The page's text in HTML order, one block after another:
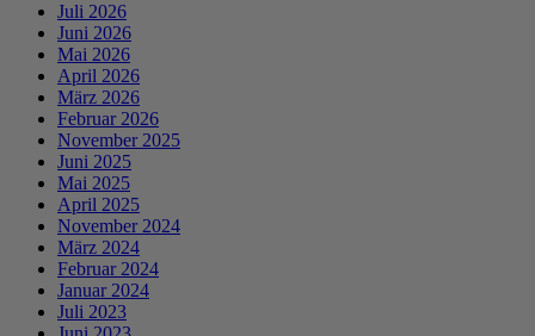
Juli 2026
Juni 2026
Mai 2026
April 2026
März 2026
Februar 2026
November 2025
Juni 2025
Mai 2025
April 2025
November 2024
März 2024
Februar 2024
Januar 2024
Juli 2023